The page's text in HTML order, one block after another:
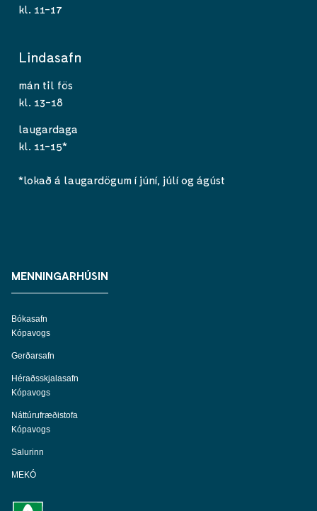
kl. 11-17
Lindasafn
mán til fös
kl. 13-18
laugardaga
kl. 11-15*
*lokað á laugardögum í júní, júlí og ágúst
MENNINGARHÚSIN
Bókasafn
Kópavogs
Gerðarsafn
Héraðsskjalasafn
Kópavogs
Náttúrufræðistofa
Kópavogs
Salurinn
MEKÓ